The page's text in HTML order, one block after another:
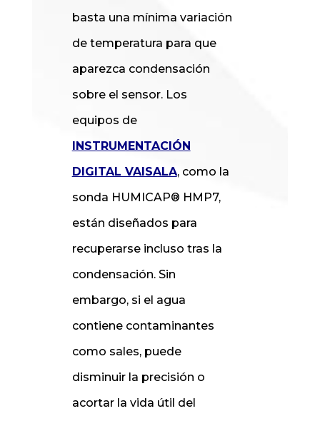
basta una mínima variación
de temperatura para que
aparezca condensación
sobre el sensor. Los
equipos de
INSTRUMENTACIÓN
DIGITAL VAISALA, como la
sonda HUMICAP® HMP7,
están diseñados para
recuperarse incluso tras la
condensación. Sin
embargo, si el agua
contiene contaminantes
como sales, puede
disminuir la precisión o
acortar la vida útil del